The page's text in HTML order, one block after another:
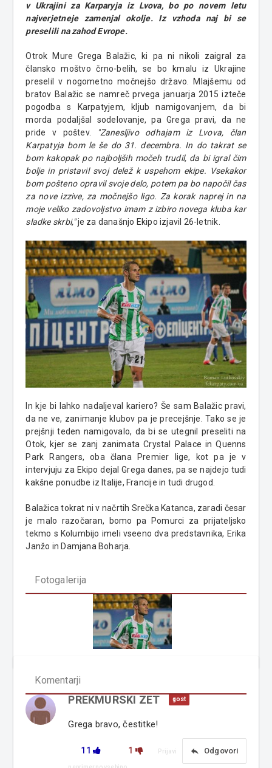
v Ukrajini za Karparyja iz Lvova, bo po novem letu
najverjetneje zamenjal okolje. Iz vzhoda naj bi se
preselili na zahod Evrope.
Otrok Mure Grega Balažic, ki pa ni nikoli zaigral za
člansko moštvo črno-belih, se bo kmalu iz Ukrajine
preselil v nogometno močnejšo državo. Mlajšemu od
bratov Balažic se namreč prvega januarja 2015 izteče
pogodba s Karpatyjem, kljub namigovanjem, da bi
morda podaljšal sodelovanje, pa Grega pravi, da ne
pride v poštev. "Zanesljivo odhajam iz Lvova, član
Karpatyja bom le še do 31. decembra. In do takrat se
bom kakopak po najboljših močeh trudil, da bi igral čim
bolje in pristavil svoj delež k uspehom ekipe. Vsekakor
bom pošteno opravil svoje delo, potem pa bo napočil čas
za nove izzive, za močnejšo ligo. Za korak naprej in na
moje veliko zadovoljstvo imam z izbiro novega kluba kar
sladke skrbi,"je za današnjo Ekipo izjavil 26-letnik.
In kje bi lahko nadaljeval kariero? Še sam Balažic pravi,
da ne ve, zanimanje klubov pa je precejšnje. Tako se je
prejšnji teden namigovalo, da bi se utegnil preseliti na
Otok, kjer se zanj zanimata Crystal Palace in Quenns
Park Rangers, oba člana Premier lige, kot pa je v
intervjuju za Ekipo dejal Grega danes, pa se najdejo tudi
kakšne ponudbe iz Italije, Francije in tudi drugod.
Balažica tokrat ni v načrtih Srečka Katanca, zaradi česar
je malo razočaran, bomo pa Pomurci za prijateljsko
tekmo s Kolumbijo imeli vseeno dva predstavnika, Erika
Janžo in Damjana Boharja.
Fotogalerija
Komentarji
PREKMURSKI ZET gost
Grega bravo, čestitke!
11 1 reply Odgovori
Prijavi